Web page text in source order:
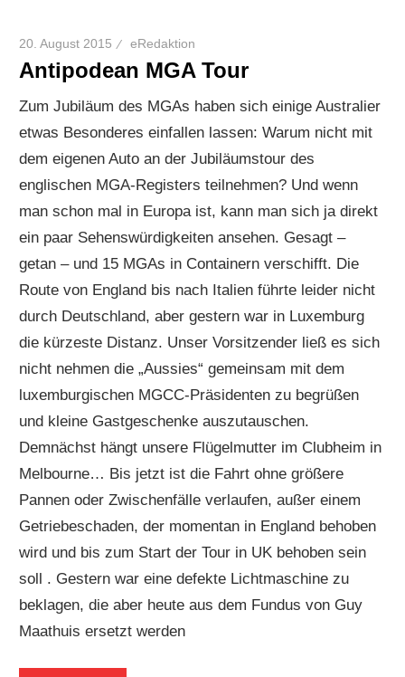
20. August 2015 eRedaktion
Antipodean MGA Tour
Zum Jubiläum des MGAs haben sich einige Australier
etwas Besonderes einfallen lassen: Warum nicht mit
dem eigenen Auto an der Jubiläumstour des
englischen MGA-Registers teilnehmen? Und wenn
man schon mal in Europa ist, kann man sich ja direkt
ein paar Sehenswürdigkeiten ansehen. Gesagt –
getan – und 15 MGAs in Containern verschifft. Die
Route von England bis nach Italien führte leider nicht
durch Deutschland, aber gestern war in Luxemburg
die kürzeste Distanz. Unser Vorsitzender ließ es sich
nicht nehmen die „Aussies“ gemeinsam mit dem
luxemburgischen MGCC-Präsidenten zu begrüßen
und kleine Gastgeschenke auszutauschen.
Demnächst hängt unsere Flügelmutter im Clubheim in
Melbourne… Bis jetzt ist die Fahrt ohne größere
Pannen oder Zwischenfälle verlaufen, außer einem
Getriebeschaden, der momentan in England behoben
wird und bis zum Start der Tour in UK behoben sein
soll . Gestern war eine defekte Lichtmaschine zu
beklagen, die aber heute aus dem Fundus von Guy
Maathuis ersetzt werden